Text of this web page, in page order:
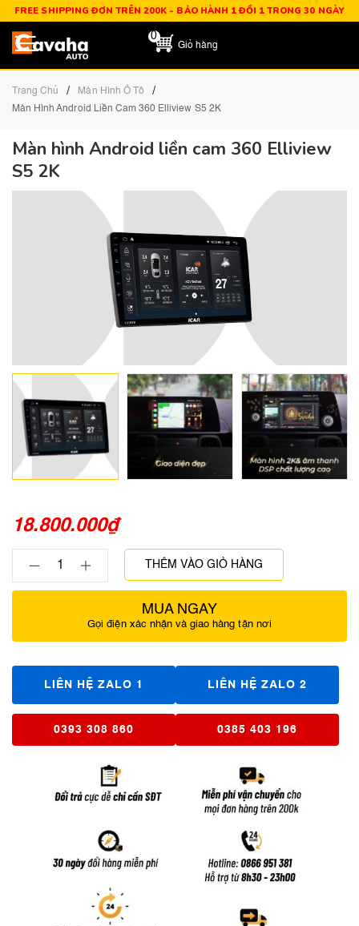
FREE SHIPPING ĐƠN TRÊN 200K - BẢO HÀNH 1 ĐỔI 1 TRONG 30 NGÀY
0
Giỏ hàng
Trang Chủ / Màn Hình Ô Tô /
Màn Hình Android Liền Cam 360 Elliview S5 2K
Màn hình Android liền cam 360 Elliview
S5 2K
18.800.000₫
THÊM VÀO GIỎ HÀNG
MUA NGAY
Gọi điện xác nhận và giao hàng tận nơi
LIÊN HỆ ZALO 1 LIÊN HỆ ZALO 2
0393 308 860 0385 403 196